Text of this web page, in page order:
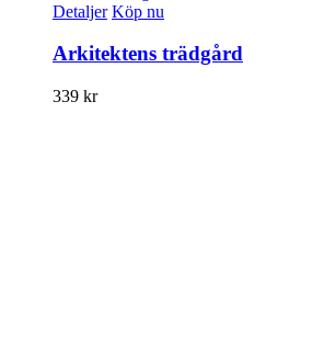
Detaljer Köp nu
Arkitektens trädgård
339 kr